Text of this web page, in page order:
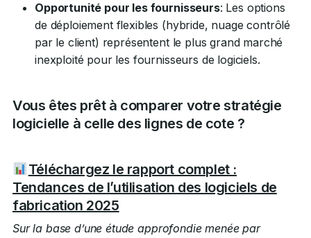
Opportunité pour les fournisseurs: Les options
de déploiement flexibles (hybride, nuage contrôlé
par le client) représentent le plus grand marché
inexploité pour les fournisseurs de logiciels.
Vous êtes prêt à comparer votre stratégie
logicielle à celle des lignes de cote ?
Téléchargez le rapport complet :
Tendances de l’utilisation des logiciels de
fabrication 2025
Sur la base d’une étude approfondie menée par